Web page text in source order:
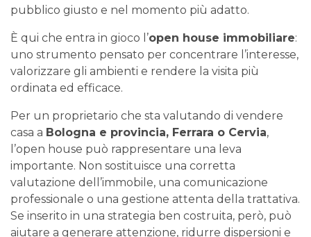
pubblico giusto e nel momento più adatto.
È qui che entra in gioco l’open house immobiliare:
uno strumento pensato per concentrare l’interesse,
valorizzare gli ambienti e rendere la visita più
ordinata ed efficace.
Per un proprietario che sta valutando di vendere
casa a Bologna e provincia, Ferrara o Cervia,
l’open house può rappresentare una leva
importante. Non sostituisce una corretta
valutazione dell’immobile, una comunicazione
professionale o una gestione attenta della trattativa.
Se inserito in una strategia ben costruita, però, può
aiutare a generare attenzione, ridurre dispersioni e